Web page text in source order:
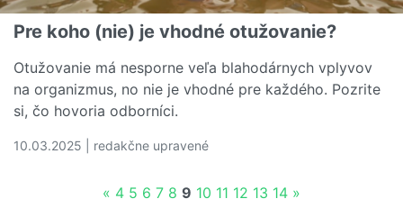
Pre koho (nie) je vhodné otužovanie?
Otužovanie má nesporne veľa blahodárnych vplyvov
na organizmus, no nie je vhodné pre každého. Pozrite
si, čo hovoria odborníci.
10.03.2025 | redakčne upravené
« 4 5 6 7 8 9 10 11 12 13 14 »